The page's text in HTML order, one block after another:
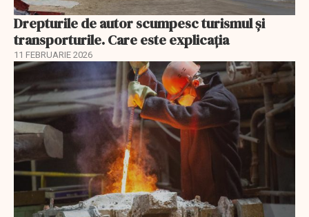
Drepturile de autor scumpesc turismul și
transporturile. Care este explicația
11 FEBRUARIE 2026